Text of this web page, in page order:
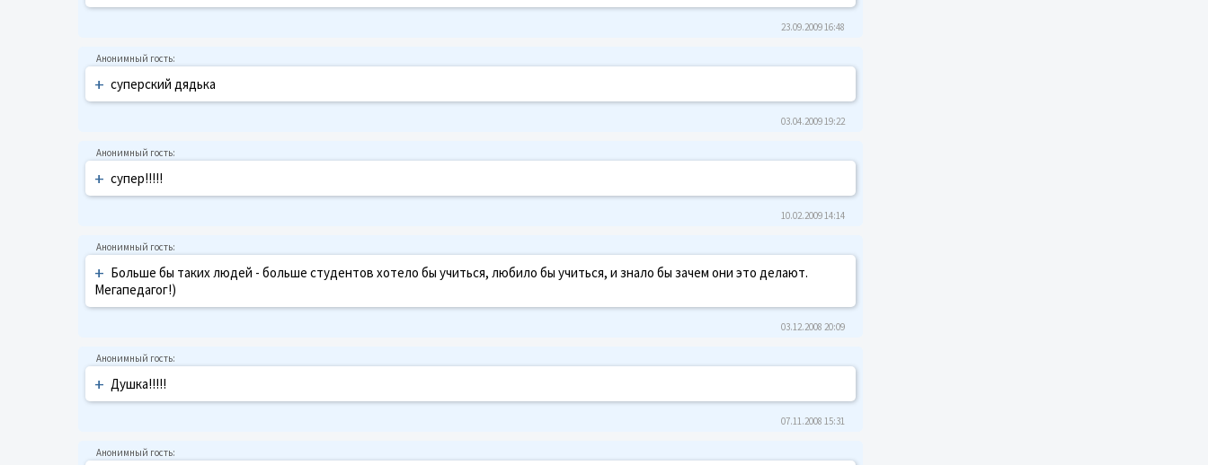
23.09.2009 16:48
+ суперский дядька
03.04.2009 19:22
+ супер!!!!!
10.02.2009 14:14
+ Больше бы таких людей - больше студентов хотело бы учиться, любило бы учиться, и знало бы зачем они это делают.
Мегапедагог!)
03.12.2008 20:09
+ Душка!!!!!
07.11.2008 15:31